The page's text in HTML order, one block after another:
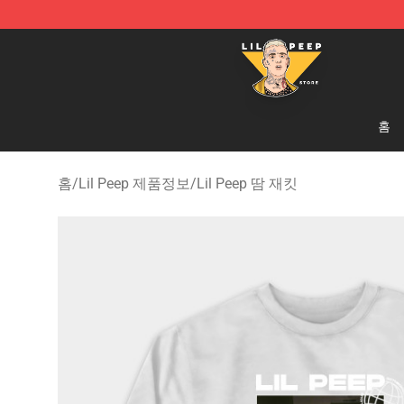
Lil Peep Store - Official Lil Peep Merchandise Shop
홈
홈/Lil Peep 제품정보/Lil Peep 땀 재킷